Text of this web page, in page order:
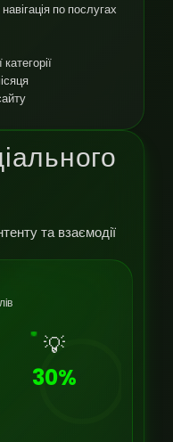
по послугах
та взаємодії
💡
30%